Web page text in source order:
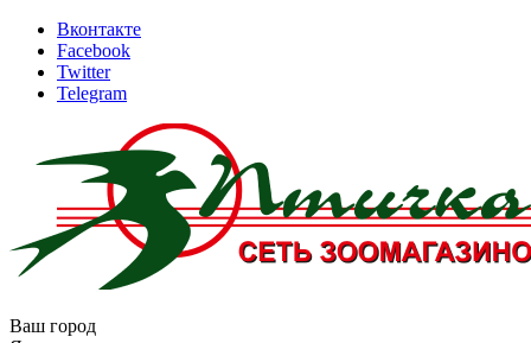
Вконтакте
Facebook
Twitter
Telegram
Ваш город